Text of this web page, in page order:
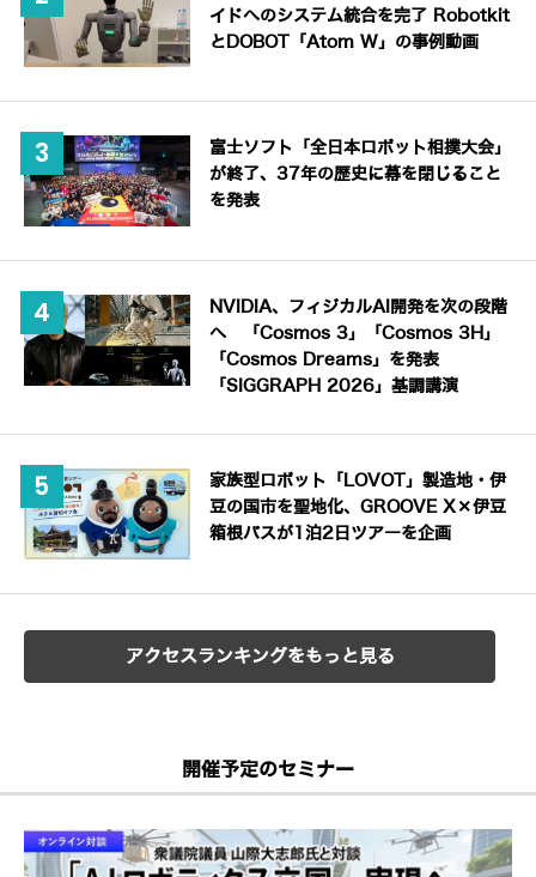
イドへのシステム統合を完了 Robotkit
とDOBOT「Atom W」の事例動画
富士ソフト「全日本ロボット相撲大会」
が終了、37年の歴史に幕を閉じること
を発表
NVIDIA、フィジカルAI開発を次の段階
へ 「Cosmos 3」「Cosmos 3H」
「Cosmos Dreams」を発表
「SIGGRAPH 2026」基調講演
家族型ロボット「LOVOT」製造地・伊
豆の国市を聖地化、GROOVE X×伊豆
箱根バスが1泊2日ツアーを企画
アクセスランキングをもっと見る
開催予定のセミナー